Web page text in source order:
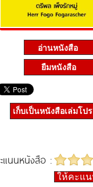
ยืมหนังสือ
เก็บเป็นหนังสือเล่มโป
แนนหนังสือ :
ให้คะแ